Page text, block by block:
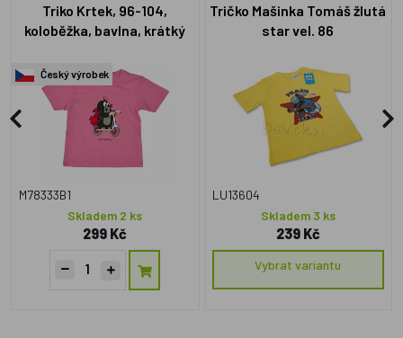
Triko Krtek, 96-104,
koloběžka, bavlna, krátký
Český výrobek
M78333B1
Skladem 2 ks
299 Kč
Tričko Mašinka Tomáš žlutá
star vel. 86
LU13604
Skladem 3 ks
239 Kč
Vybrat variantu